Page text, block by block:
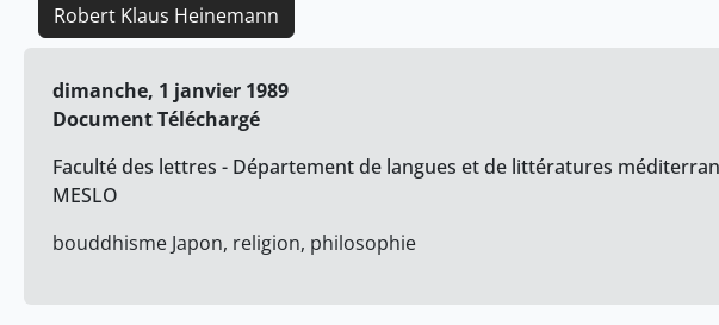
Robert Klaus Heinemann
dimanche, 1 janvier 1989
Document Téléchargé
Faculté des lettres - Département de langues et de littératures
MESLO
bouddhisme Japon, religion, philosophie